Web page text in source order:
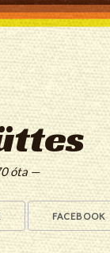
óta —
FACEBOOK